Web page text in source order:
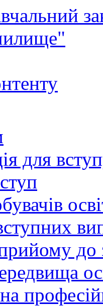
для
до